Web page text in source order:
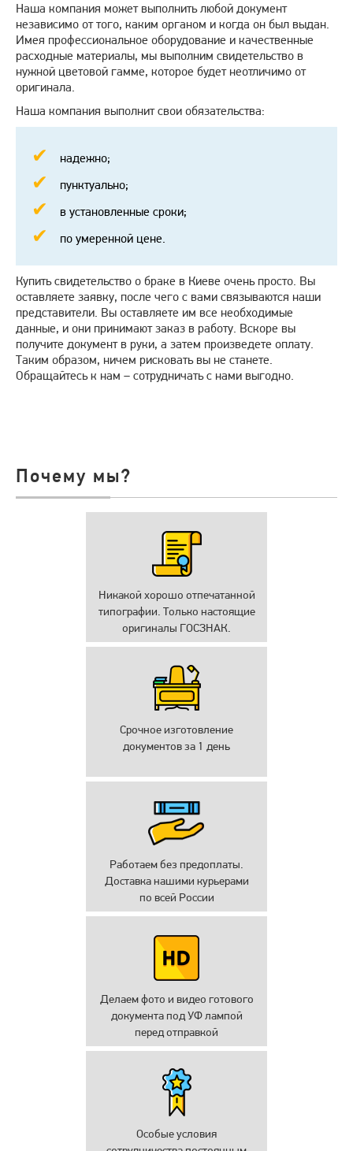
Наша компания может выполнить любой документ
независимо от того, каким органом и когда он был выдан.
Имея профессиональное оборудование и качественные
расходные материалы, мы выполним свидетельство в
нужной цветовой гамме, которое будет неотличимо от
оригинала.
Наша компания выполнит свои обязательства:
надежно;
пунктуально;
в установленные сроки;
по умеренной цене.
Купить свидетельство о браке в Киеве очень просто. Вы
оставляете заявку, после чего с вами связываются наши
представители. Вы оставляете им все необходимые
данные, и они принимают заказ в работу. Вскоре вы
получите документ в руки, а затем произведете оплату.
Таким образом, ничем рисковать вы не станете.
Обращайтесь к нам – сотрудничать с нами выгодно.
Почему мы?
Никакой хорошо отпечатанной
типографии. Только настоящие
оригиналы ГОСЗНАК.
Срочное изготовление
документов за 1 день
Работаем без предоплаты.
Доставка нашими курьерами
по всей России
Делаем фото и видео готового
документа под УФ лампой
перед отправкой
Особые условия